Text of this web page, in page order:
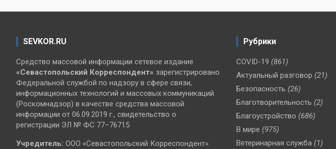
SEVKOR.RU
Средство массовой информации сетевое издание
«Севастопольский Корреспондент» зарегистрировано
Федеральной службой по надзору в сфере связи,
информационных технологий и массовых коммуникаций
(Роскомнадзор) в качестве средства массовой
информации от 06.09.2019 г., свидетельство о
регистрации ЭЛ № ФС 77–76715
Учредитель: ООО «Севастопольский Корреспондент».
Рубрики
COVID-19 (861)
Актуальный разговор (21)
Безопасность (26)
Благотворительность (2)
Благоустройство (686)
В мире (975)
Ветеринарная служба (1)